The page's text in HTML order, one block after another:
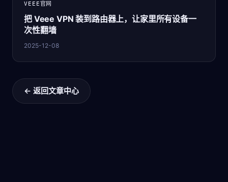
VEEE官网
把 Veee VPN 装到路由器上，让家里所有设备一
次性翻墙
2025-12-08
← 返回文章中心